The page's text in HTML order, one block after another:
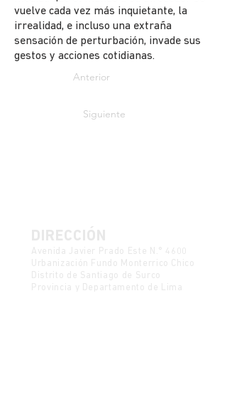
vuelve cada vez más inquietante, la
irrealidad, e incluso una extraña
sensación de perturbación, invade sus
gestos y acciones cotidianas.
Anterior
Siguiente